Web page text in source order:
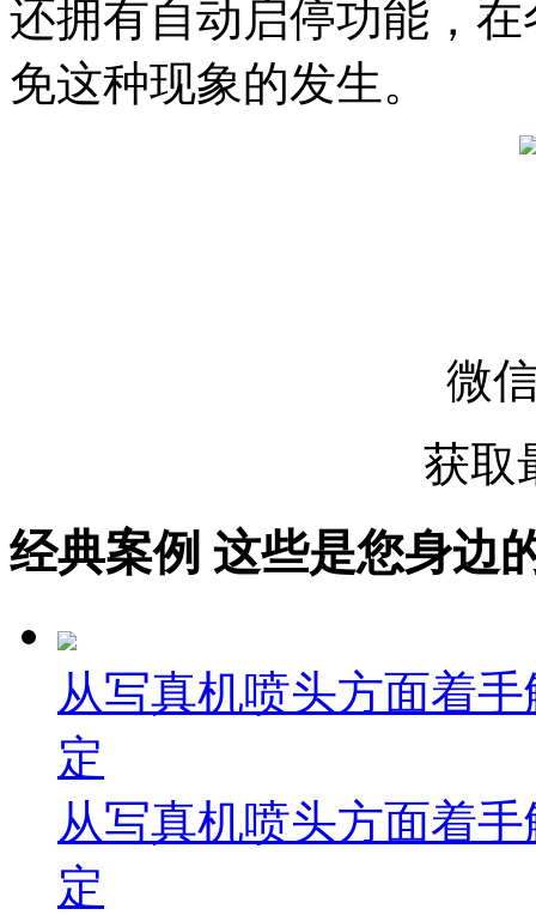
还拥有自动启停功能，
免这种现象的发生。
微
获取
经典案例 这些是您身边
从写真机喷头方面着
定
从写真机喷头方面着
定